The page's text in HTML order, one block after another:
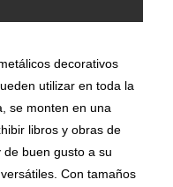
decorativos
utilizar en toda la
se monten en una
libros y obras de
buen gusto a su
Con tamaños